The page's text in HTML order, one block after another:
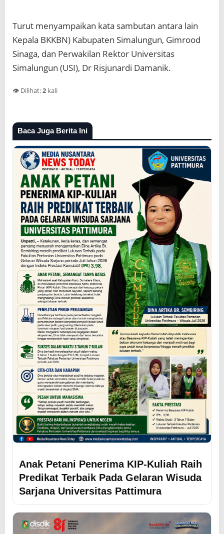
Turut menyampaikan kata sambutan antara lain
Kepala BKKBN) Kabupaten Simalungun, Gimrood
Sinaga, dan Perwakilan Rektor Universitas
Simalungun (USI), Dr Risjunardi Damanik.
👁️ Dilihat:2 kali
Baca Juga Berita Ini
Anak Petani Penerima KIP-Kuliah Raih
Predikat Terbaik Pada Gelaran Wisuda
Sarjana Universitas Pattimura